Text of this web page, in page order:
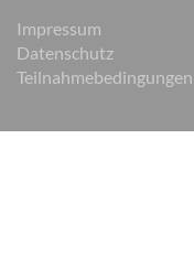
Impressum
Datenschutz
Teilnahmebedingungen